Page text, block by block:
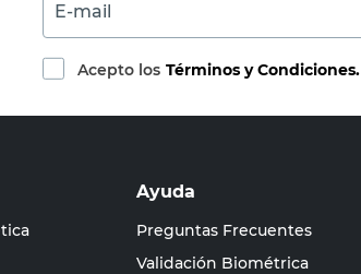
E-mail
Acepto los Términos y Condiciones.
Ayuda
Preguntas Frecuentes
Validación Biométrica